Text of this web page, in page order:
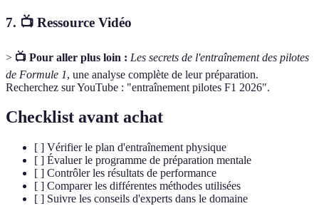
7. 📺 Ressource Vidéo
> 📺 Pour aller plus loin : Les secrets de l'entraînement des pilotes
de Formule 1, une analyse complète de leur préparation.
Recherchez sur YouTube : "entraînement pilotes F1 2026".
Checklist avant achat
[ ] Vérifier le plan d'entraînement physique
[ ] Évaluer le programme de préparation mentale
[ ] Contrôler les résultats de performance
[ ] Comparer les différentes méthodes utilisées
[ ] Suivre les conseils d'experts dans le domaine